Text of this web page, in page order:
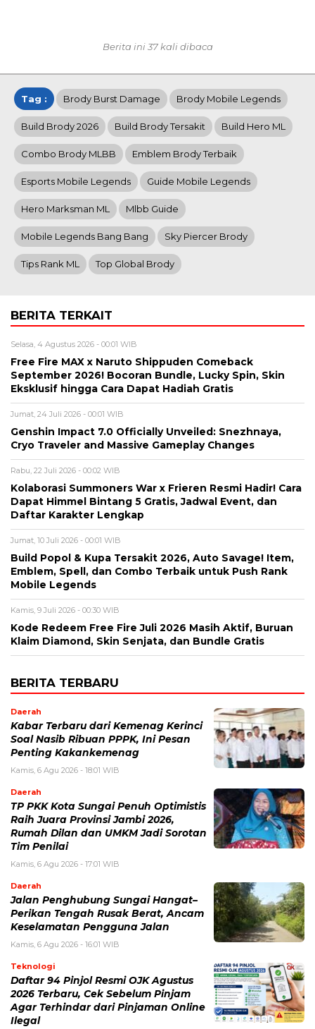
Berita ini 37 kali dibaca
Tag : Brody Burst Damage Brody Mobile Legends
Build Brody 2026 Build Brody Tersakit Build Hero ML
Combo Brody MLBB Emblem Brody Terbaik
Esports Mobile Legends Guide Mobile Legends
Hero Marksman ML Mlbb Guide
Mobile Legends Bang Bang Sky Piercer Brody
Tips Rank ML Top Global Brody
BERITA TERKAIT
Selasa, 4 Agustus 2026 - 00:01 WIB
Free Fire MAX x Naruto Shippuden Comeback
September 2026! Bocoran Bundle, Lucky Spin, Skin
Eksklusif hingga Cara Dapat Hadiah Gratis
Jumat, 24 Juli 2026 - 00:01 WIB
Genshin Impact 7.0 Officially Unveiled: Snezhnaya,
Cryo Traveler and Massive Gameplay Changes
Rabu, 22 Juli 2026 - 00:02 WIB
Kolaborasi Summoners War x Frieren Resmi Hadir! Cara
Dapat Himmel Bintang 5 Gratis, Jadwal Event, dan
Daftar Karakter Lengkap
Jumat, 10 Juli 2026 - 00:01 WIB
Build Popol & Kupa Tersakit 2026, Auto Savage! Item,
Emblem, Spell, dan Combo Terbaik untuk Push Rank
Mobile Legends
Kamis, 9 Juli 2026 - 00:30 WIB
Kode Redeem Free Fire Juli 2026 Masih Aktif, Buruan
Klaim Diamond, Skin Senjata, dan Bundle Gratis
BERITA TERBARU
Daerah
Kabar Terbaru dari Kemenag Kerinci
Soal Nasib Ribuan PPPK, Ini Pesan
Penting Kakankemenag
Kamis, 6 Agu 2026 - 18:01 WIB
Daerah
TP PKK Kota Sungai Penuh Optimistis
Raih Juara Provinsi Jambi 2026,
Rumah Dilan dan UMKM Jadi Sorotan
Tim Penilai
Kamis, 6 Agu 2026 - 17:01 WIB
Daerah
Jalan Penghubung Sungai Hangat–
Perikan Tengah Rusak Berat, Ancam
Keselamatan Pengguna Jalan
Kamis, 6 Agu 2026 - 16:01 WIB
Teknologi
Daftar 94 Pinjol Resmi OJK Agustus
2026 Terbaru, Cek Sebelum Pinjam
Agar Terhindar dari Pinjaman Online
Ilegal